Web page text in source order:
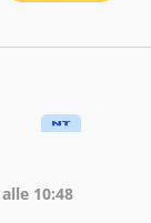
10:48